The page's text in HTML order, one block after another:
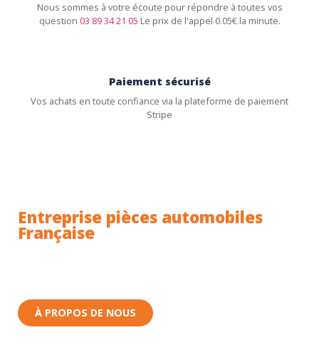
Nous sommes à votre écoute pour répondre à toutes vos
question 03 89 34 21 05 Le prix de l'appel 0.05€ la minute.
Paiement sécurisé
Vos achats en toute confiance via la plateforme de paiement
Stripe
Entreprise pièces automobiles
Française
À PROPOS DE NOUS